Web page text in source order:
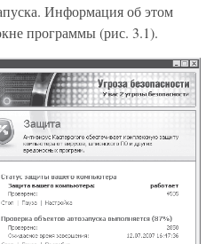
Информация об этом
программы (рис. 3.1).